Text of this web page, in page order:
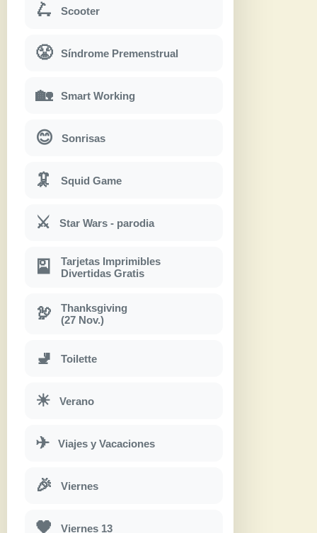
🛴 Scooter
😤 Síndrome Premenstrual
🏡 Smart Working
😊 Sonrisas
🦑 Squid Game
⚔ Star Wars - parodia
🎴
Tarjetas Imprimibles
Divertidas Gratis
🦃
Thanksgiving
(27 Nov.)
🚽 Toilette
☀ Verano
✈ Viajes y Vacaciones
🎉 Viernes
🖤 Viernes 13